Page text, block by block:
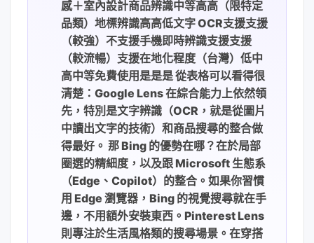
感＋室內設計商品辨識中等高高（限特定
品類）地標辨識高高低文字 OCR支援支援
（較強）不支援手機即時辨識支援支援
（較流暢）支援在地化程度（台灣）低中
高中等免費使用是是是 從表格可以看得很
清楚：Google Lens 在綜合能力上依然領
先，特別是文字辨識（OCR，就是從圖片
中讀出文字的技術）和商品搜尋的整合做
得最好。 那 Bing 的優勢在哪？在於局部
圈選的精細度，以及跟 Microsoft 生態系
（Edge、Copilot）的整合。如果你習慣
用 Edge 瀏覽器，Bing 的視覺搜尋就在手
邊，不用額外安裝東西。Pinterest Lens
則專注於生活風格類的搜尋場景。在穿搭